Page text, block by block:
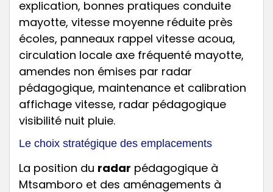
Le choix stratégique des emplacements
La position du radar pédagogique à
Mtsamboro et des aménagements à